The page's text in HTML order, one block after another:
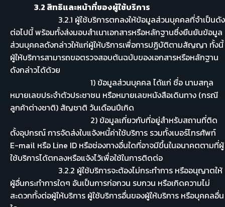
3.2 สิทธิและหน้าที่ของผู้ใช้บริการ
3.2.1 ผู้ใช้บริการตกลงให้ข้อมูลส่วนบุคคลที่จำเป็นดัง
ต่อไปนี้ พร้อมทั้งส่งมอบสำเนาเอกสารหรือหลักฐานซึ่งยืนยันข้อมูล
ส่วนบุคคลดังกล่าวให้แก่ผู้ให้บริการเพื่อการปฏิบัติตามสัญญา ทั้งนี้
ผู้ให้บริการสามารถขอตรวจสอบต้นฉบับของเอกสารหรือหลักฐาน
ดังกล่าวได้ด้วย
1) ข้อมูลส่วนบุคคล ได้แก่ ชื่อ นามสกุล
หมายเลขประจำตัวประชาชน หรือหมายเลขหนังสือเดินทาง (กรณี
ลูกค้าต่างชาติ) สัญชาติ วันเดือนปีเกิด
2) ข้อมูลเกี่ยวกับที่อยู่สำหรับสถานที่ติด
ตั้งอุปกรณ์ การจัดส่งใบแจ้งหนี้ค่าใช้บริการ รวมทั้งเบอร์โทรศัพท์
E-mail หรือ Line ID หรือช่องทางอื่นใดที่อาจมีขึ้นในอนาคตตามที่ผู้
ใช้บริการได้ตกลงหรือแจ้งไว้เพื่อใช้ในการติดต่อ
3.2.2 ผู้ใช้บริการจะต้องไม่กระทำการ หรืออนุญาตให้
ผู้อื่นกระทำการใดๆ อันเป็นการก่อกวน รบกวน หรือเกิดความไม่
สะดวกทั้งต่อผู้ให้บริการ ผู้ใช้บริการอื่นของผู้ให้บริการ หรือบุคคลอื่น